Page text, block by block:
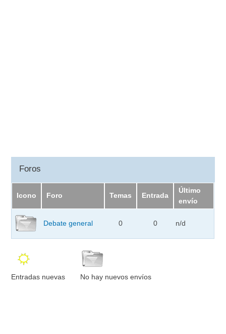
Foros
Icono Foro Temas Entrada
Último
envío
Debate general 0 0 n/d
Entradas nuevas No hay nuevos envíos